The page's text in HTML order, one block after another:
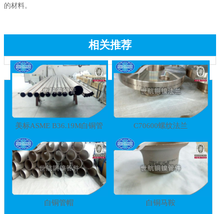
的材料。
相关推荐
美标ASME B36.19M白铜管 C70600螺纹法兰
白铜管帽 白铜马鞍